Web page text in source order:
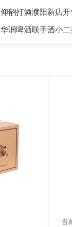
仰韶打酒濮阳新店
华润啤酒联手酒小
杏